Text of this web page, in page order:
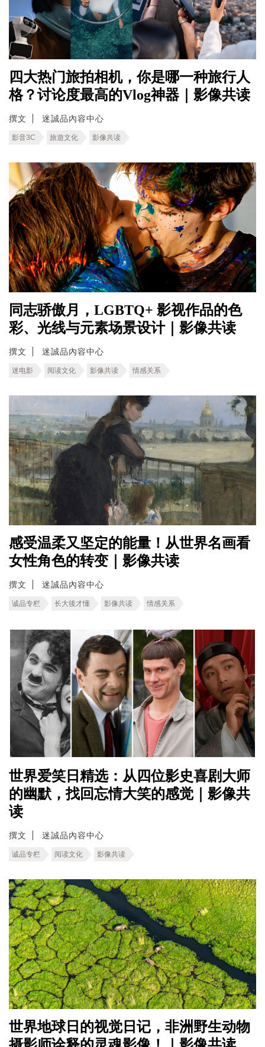
四大热门旅拍相机，你是哪一种旅行人
格？讨论度最高的Vlog神器｜影像共读
撰文 迷誠品內容中心
影音3C 旅遊文化 影像共读
同志骄傲月，LGBTQ+ 影视作品的色
彩、光线与元素场景设计｜影像共读
撰文 迷誠品內容中心
迷电影 阅读文化 影像共读 情感关系
感受温柔又坚定的能量！从世界名画看
女性角色的转变｜影像共读
撰文 迷誠品內容中心
诚品专栏 长大後才懂 影像共读 情感关系
世界爱笑日精选：从四位影史喜剧大师
的幽默，找回忘情大笑的感觉｜影像共
读
撰文 迷誠品內容中心
诚品专栏 阅读文化 影像共读
世界地球日的视觉日记，非洲野生动物